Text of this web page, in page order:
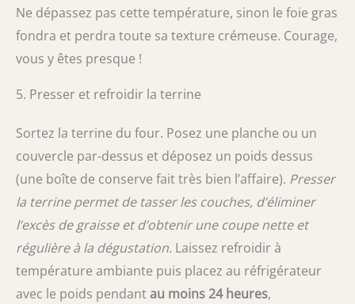
Ne dépassez pas cette température, sinon le foie gras
fondra et perdra toute sa texture crémeuse. Courage,
vous y êtes presque !
5. Presser et refroidir la terrine
Sortez la terrine du four. Posez une planche ou un
couvercle par-dessus et déposez un poids dessus
(une boîte de conserve fait très bien l’affaire). Presser
la terrine permet de tasser les couches, d’éliminer
l’excès de graisse et d’obtenir une coupe nette et
régulière à la dégustation. Laissez refroidir à
température ambiante puis placez au réfrigérateur
avec le poids pendantau moins 24 heures,